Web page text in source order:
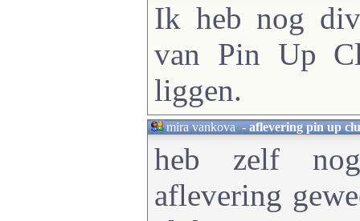
Ik heb nog
van Pin Up
liggen.
mira vankova-aflevering pin up
heb zelf
aflevering